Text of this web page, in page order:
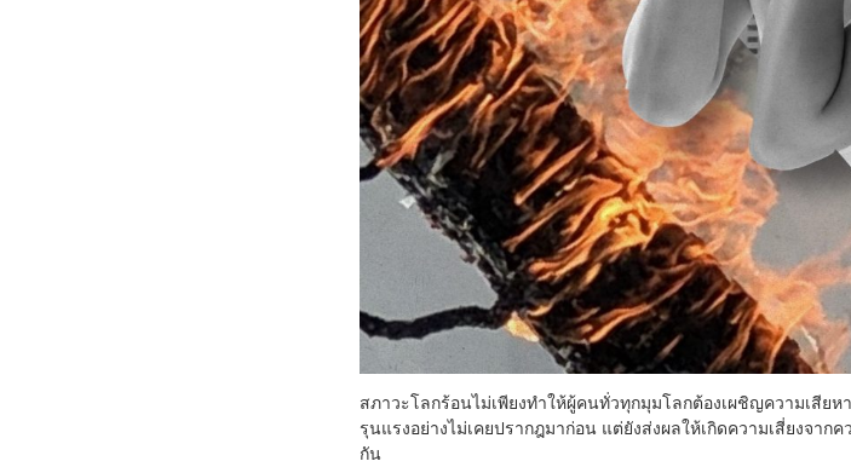
สภาวะโลกร้อนไม่เพียงทำให้ผู้คนทั่วทุกมุมโลกต้องเผชิญความเสีย
รุนแรงอย่างไม่เคยปรากฎมาก่อน แต่ยังส่งผลให้เกิดความเสี่ยงจา
กัน